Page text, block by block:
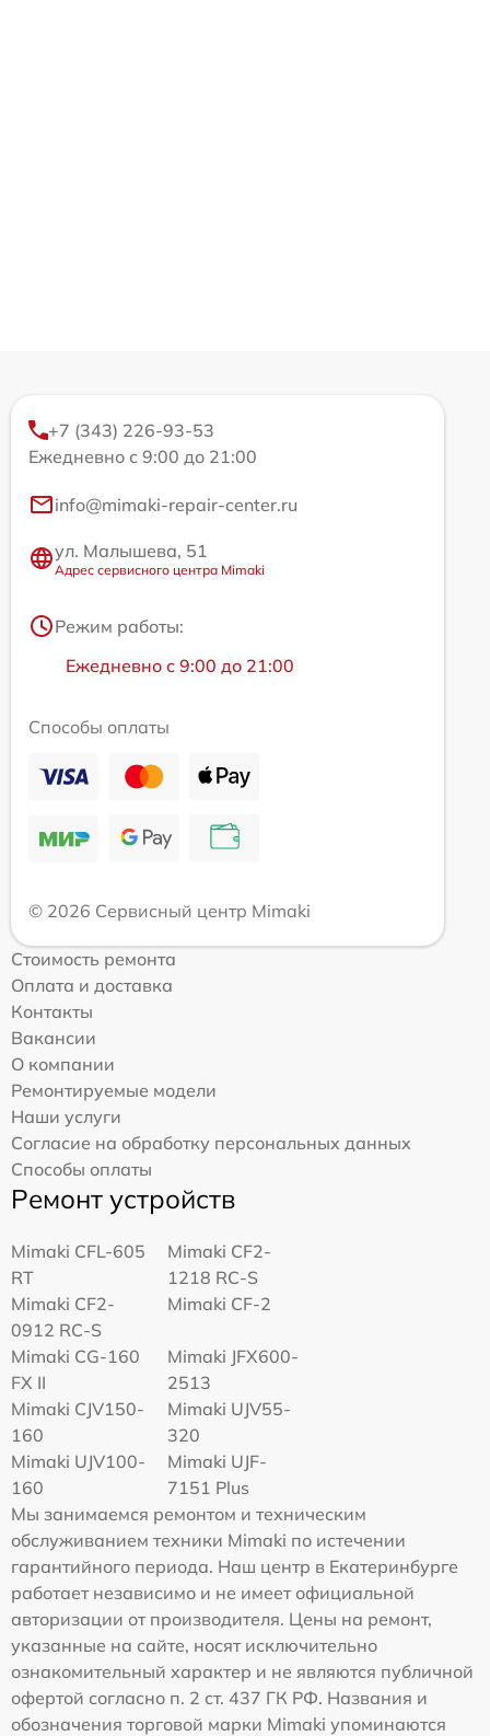
+7 (343) 226-93-53
Ежедневно с 9:00 до 21:00
info@mimaki-repair-center.ru
ул. Малышева, 51
Адрес сервисного центра Mimaki
Режим работы:
Ежедневно с 9:00 до 21:00
Способы оплаты
© 2026 Сервисный центр Mimaki
Стоимость ремонта
Оплата и доставка
Контакты
Вакансии
О компании
Ремонтируемые модели
Наши услуги
Согласие на обработку персональных данных
Способы оплаты
Ремонт устройств
Mimaki CFL-605
RT
Mimaki CF2-
1218 RC-S
Mimaki CF2-
0912 RC-S
Mimaki CF-2
Mimaki CG-160
FX II
Mimaki JFX600-
2513
Mimaki СJV150-
160
Mimaki UJV55-
320
Mimaki UJV100-
160
Mimaki UJF-
7151 Plus
Мы занимаемся ремонтом и техническим
обслуживанием техники Mimaki по истечении
гарантийного периода. Наш центр в Екатеринбурге
работает независимо и не имеет официальной
авторизации от производителя. Цены на ремонт,
указанные на сайте, носят исключительно
ознакомительный характер и не являются публичной
офертой согласно п. 2 ст. 437 ГК РФ. Названия и
обозначения торговой марки Mimaki упоминаются